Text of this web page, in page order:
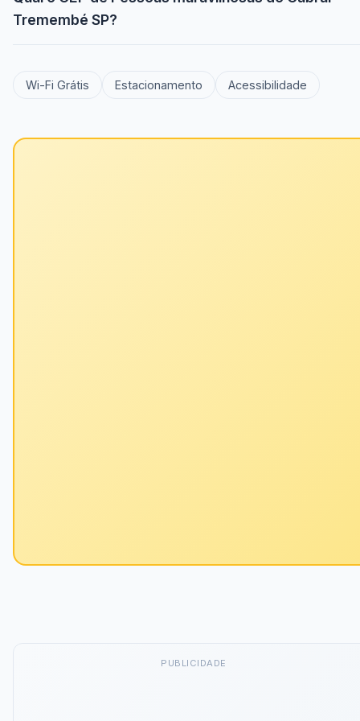
Tremembé SP?
Wi-Fi Grátis Estacionamento Acessibilidade
PUBLICIDADE